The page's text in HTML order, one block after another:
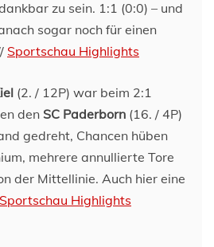
zu sein. 1:1 (0:0) – und
sogar noch für einen
Sportschau Highlights
(2. / 12P) war beim 2:1
den SC Paderborn (16. / 4P)
gedreht, Chancen hüben
mehrere annullierte Tore
der Mittellinie. Auch hier eine
Sportschau Highlights